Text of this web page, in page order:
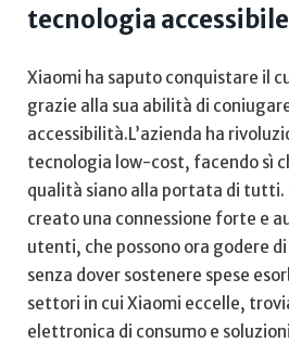
tecnologia ​accessibile
Xiaomi ha saputo conquistare il
grazie alla⁣ sua⁣ abilità di​
accessibilità.L’azienda ha
tecnologia low-cost, facendo sì
qualità ‌siano‍ alla portata ⁢di tutti.
creato una ‍connessione forte e
utenti, che‍ possono ‍ora godere
senza dover sostenere spese
settori ‍in cui Xiaomi eccelle,⁢
elettronica di consumo e